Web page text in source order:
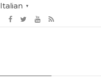
Italian ▼